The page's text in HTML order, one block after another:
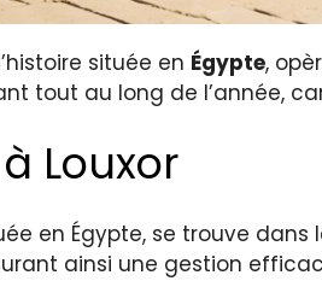
située en Égypte,
tout au long de l’année,
Louxor
en Égypte, se trouve dans
ainsi une gestion